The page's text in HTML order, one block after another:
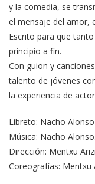
y la comedia, se
el mensaje del amor,
Escrito para que
principio a fin.
Con guion y
talento de jóvenes
la experiencia de
Libreto: Nacho
Música: Nacho Alonso.
Dirección: Mentxu
Coreografías: Mentxu